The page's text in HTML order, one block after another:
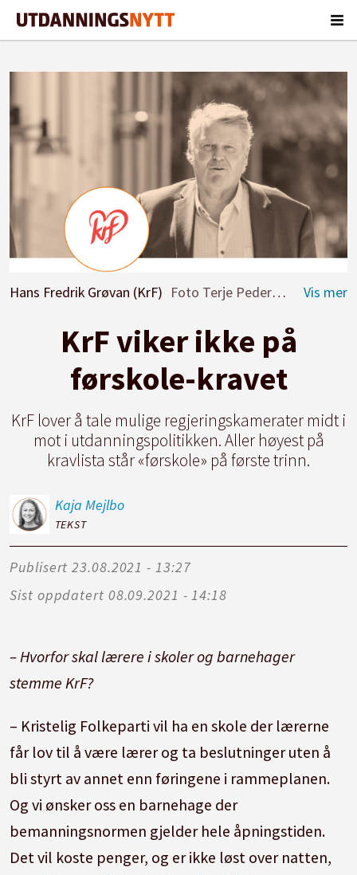
Hans Fredrik Grøvan (KrF) Foto Terje Pedersen / NTB
KrF viker ikke på
førskole-kravet
KrF lover å tale mulige regjeringskamerater midt i
mot i utdanningspolitikken. Aller høyest på
kravlista står «førskole» på første trinn.
Kaja Mejlbo
TEKST
Publisert
23.08.2021 - 13:27
Sist oppdatert
08.09.2021 - 14:18
– Hvorfor skal lærere i skoler og barnehager
stemme KrF?
– Kristelig Folkeparti vil ha en skole der lærerne
får lov til å være lærer og ta beslutninger uten å
bli styrt av annet enn føringene i rammeplanen.
Og vi ønsker oss en barnehage der
bemanningsnormen gjelder hele åpningstiden.
Det vil koste penger, og er ikke løst over natten,